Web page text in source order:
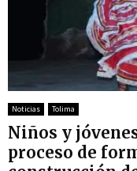
Noticias Tolima
Niños y
proceso de